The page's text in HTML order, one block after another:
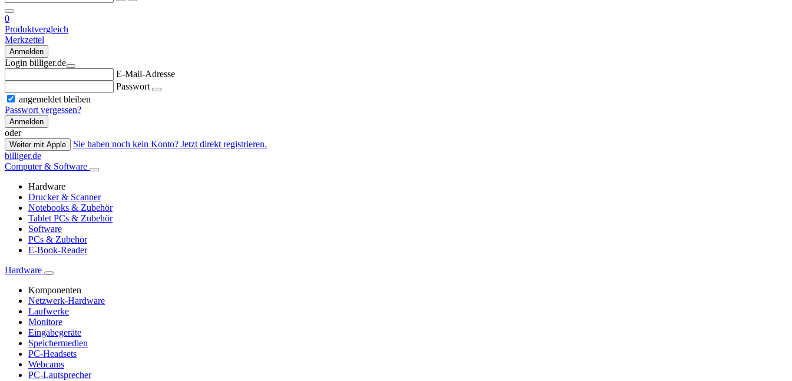
0
Produktvergleich
Merkzettel
Anmelden
Login billiger.de
E-Mail-Adresse
Passwort
angemeldet bleiben
Passwort vergessen?
Anmelden
oder
Weiter mit Apple
Sie haben noch kein Konto? Jetzt direkt registrieren.
billiger.de
Computer & Software
Hardware
Drucker & Scanner
Notebooks & Zubehör
Tablet PCs & Zubehör
Software
PCs & Zubehör
E-Book-Reader
Hardware
Komponenten
Netzwerk-Hardware
Laufwerke
Monitore
Eingabegeräte
Speichermedien
PC-Headsets
Webcams
PC-Lautsprecher